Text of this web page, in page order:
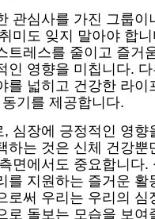
관심사를 가진 그룹이
미도 잊지 말아야 합
트레스를 줄이고 즐거
인 영향을 미칩니다.
를 넓히고 건강한 라이
기를 제공합니다.
, 심장에 긍정적인 영향
하는 것은 신체 건강뿐
면에서도 중요합니다.
를 지원하는 즐거운 활
로써 우리는 우리의 심
로 돌보는 모습을 보여